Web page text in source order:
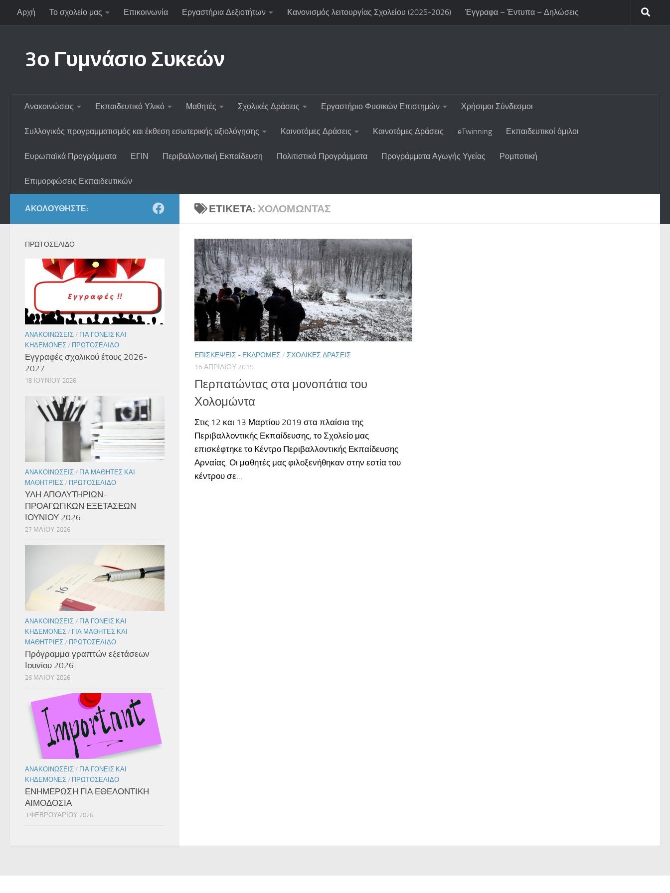
Skip to content
Αρχή Το σχολείο μας Επικοινωνία Εργαστήρια Δεξιοτήτων Κανονισμός λειτουργίας Σχολείου (2025-2026) Έγγραφα – Έντυπα – Δηλώσεις
3ο Γυμνάσιο Συκεών
Ανακοινώσεις Εκπαιδευτικό Υλικό Μαθητές Σχολικές Δράσεις Εργαστήριο Φυσικών Επιστημών Χρήσιμοι Σύνδεσμοι
Συλλογικός προγραμματισμός και έκθεση εσωτερικής αξιολόγησης Καινοτόμες Δράσεις Καινοτόμες Δράσεις eTwinning Εκπαιδευτικοί όμιλοι
Ευρωπαϊκά Προγράμματα ΕΓΙΝ Περιβαλλοντική Εκπαίδευση Πολιτιστικά Προγράμματα Προγράμματα Αγωγής Υγείας Ρομποτική
Επιμορφώσεις Εκπαιδευτικών
ΕΤΙΚΈΤΑ: ΧΟΛΟΜΏΝΤΑΣ
ΕΠΙΣΚΈΨΕΙΣ - ΕΚΔΡΟΜΈΣ / ΣΧΟΛΙΚΈΣ ΔΡΆΣΕΙΣ
16 ΑΠΡΙΛΊΟΥ 2019
Περπατώντας στα μονοπάτια του
Χολομώντα
Στις 12 και 13 Μαρτίου 2019 στα πλαίσια της
Περιβαλλοντικής Εκπαίδευσης, το Σχολείο μας
επισκέφτηκε το Κέντρο Περιβαλλοντικής Εκπαίδευσης
Αρναίας. Οι μαθητές μας φιλοξενήθηκαν στην εστία του
κέντρου σε...
ΑΚΟΛΟΥΘΉΣΤΕ:
ΠΡΩΤΟΣΕΛΙΔΟ
ΑΝΑΚΟΙΝΏΣΕΙΣ / ΓΙΑ ΓΟΝΕΊΣ ΚΑΙ
ΚΗΔΕΜΌΝΕΣ / ΠΡΩΤΟΣΈΛΙΔΟ
Εγγραφές σχολικού έτους 2026-
2027
18 ΙΟΥΝΊΟΥ 2026
ΑΝΑΚΟΙΝΏΣΕΙΣ / ΓΙΑ ΜΑΘΗΤΈΣ ΚΑΙ
ΜΑΘΉΤΡΙΕΣ / ΠΡΩΤΟΣΈΛΙΔΟ
ΥΛΗ ΑΠΟΛΥΤΗΡΙΩΝ-
ΠΡΟΑΓΩΓΙΚΩΝ ΕΞΕΤΑΣΕΩΝ
ΙΟΥΝΙΟΥ 2026
27 ΜΑΪ́ΟΥ 2026
ΑΝΑΚΟΙΝΏΣΕΙΣ / ΓΙΑ ΓΟΝΕΊΣ ΚΑΙ
ΚΗΔΕΜΌΝΕΣ / ΓΙΑ ΜΑΘΗΤΈΣ ΚΑΙ
ΜΑΘΉΤΡΙΕΣ / ΠΡΩΤΟΣΈΛΙΔΟ
Πρόγραμμα γραπτών εξετάσεων
Ιουνίου 2026
26 ΜΑΪ́ΟΥ 2026
ΑΝΑΚΟΙΝΏΣΕΙΣ / ΓΙΑ ΓΟΝΕΊΣ ΚΑΙ
ΚΗΔΕΜΌΝΕΣ / ΠΡΩΤΟΣΈΛΙΔΟ
ΕΝΗΜΕΡΩΣΗ ΓΙΑ ΕΘΕΛΟΝΤΙΚΗ
ΑΙΜΟΔΟΣΙΑ
3 ΦΕΒΡΟΥΑΡΊΟΥ 2026